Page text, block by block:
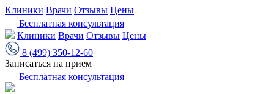
Клиники Врачи Отзывы Цены
Бесплатная консультация
Клиники Врачи Отзывы Цены
8 (499) 350-12-60
Записаться на прием
Бесплатная консультация